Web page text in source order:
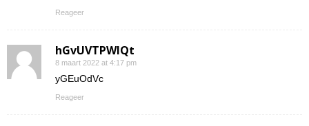
Reageer
hGvUVTPWIQt
8 maart 2022 at 4:17 pm
yGEuOdVc
Reageer